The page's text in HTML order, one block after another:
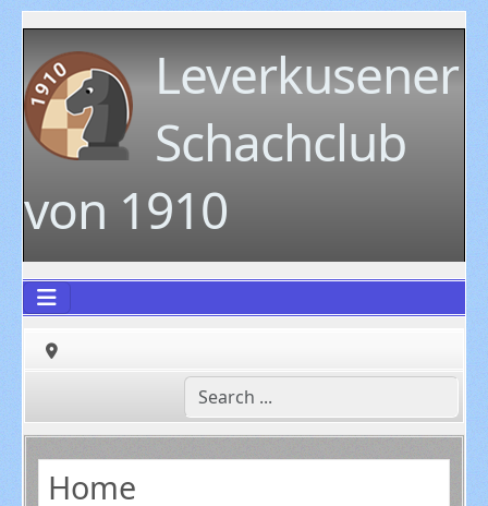
Leverkusener
Schachclub
von 1910
Home